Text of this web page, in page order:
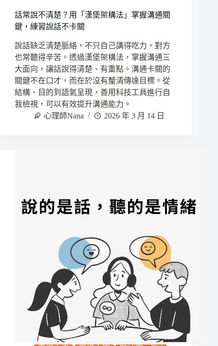
話常說不清楚？用「漢堡架構法」掌握溝通關
鍵，練習說話不卡關
說話缺乏清楚脈絡，不只自己講得吃力，對方
也常聽得辛苦。透過漢堡架構法，掌握溝通三
大面向，讓話說得清楚、有重點。溝通卡關的
關鍵不在口才，而在於沒有釐清傳達目標。從
結構、目的到語氣呈現，善用科技工具進行自
我檢視，可以有效提升溝通能力。
心理師Nana
2026 年 3 月 14 日